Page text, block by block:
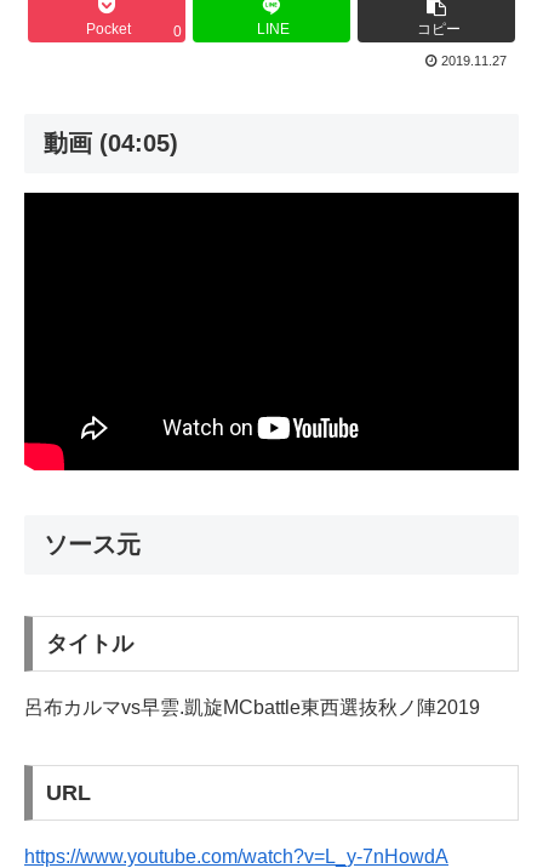
Pocket 0 LINE コピー
2019.11.27
動画 (04:05)
ソース元
タイトル
呂布カルマvs早雲.凱旋MCbattle東西選抜秋ノ陣2019
URL
https://www.youtube.com/watch?v=L_y-7nHowdA